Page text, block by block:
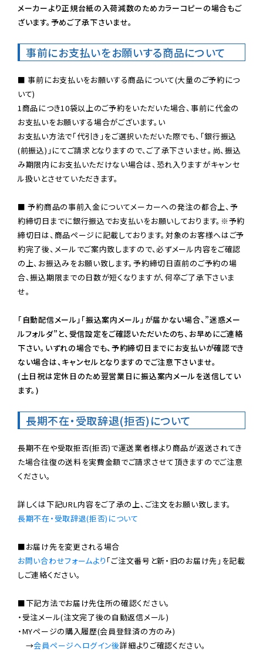
メーカーより正規台紙の入荷減数のためカラーコピーの場合もご
ざいます。予めご了承下さいませ。
事前にお支払いをお願いする商品について
■ 事前にお支払いをお願いする商品について(大量のご予約につ
いて)
1商品につき10袋以上のご予約をいただいた場合、事前に代金の
お支払いをお願いする場合がございます。い
お支払い方法で「代引き」をご選択いただいた際でも、「銀行振込
(前振込)」にてご請求となりますので、ご了承下さいませ。尚、振込
み期限内にお支払いただけない場合は、恐れ入りますがキャンセ
ル扱いとさせていただきます。
■ 予約商品の事前入金についてメーカーへの発注の都合上、予
約締切日までに銀行振込でお支払いをお願いしております。※予約
締切日は、商品ページに記載しております。対象のお客様へはご予
約完了後、メールでご案内致しますので、必ずメール内容をご確認
の上、お振込みをお願い致します。予約締切日直前のご予約の場
合、振込期限までの日数が短くなりますが、何卒ご了承下さいま
せ。
「自動配信メール」「振込案内メール」が届かない場合、”迷惑メー
ルフォルダ”と、受信設定をご確認いただいたのち、お早めにご連絡
下さい。いずれの場合でも、予約締切日までにお支払いが確認でき
ない場合は、キャンセルとなりますのでご注意下さいませ。
(土日祝は定休日のため翌営業日に振込案内メールを送信してい
ます。)
長期不在・受取辞退(拒否)について
長期不在や受取拒否(拒否)で運送業者様より商品が返送されてき
た場合往復の送料を実費金額でご請求させて頂きますのでご注意
ください。
長期不在・受取辞退(拒否)について
お問い合わせフォームより 「ご注文番号と新・旧のお届け先」を記載
しご連絡ください。
■下記方法でお届け先住所の確認ください。
・受注メール(注文完了後の自動返信メール)
・MYページの購入履歴(会員登録済の方のみ)
→会員ページへログイン後詳細よりご確認ください。